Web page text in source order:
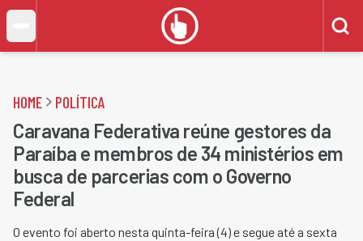
HOME POLÍTICA
Caravana Federativa reúne gestores da
Paraíba e membros de 34 ministérios em
busca de parcerias com o Governo
Federal
O evento foi aberto nesta quinta-feira (4) e segue até a sexta